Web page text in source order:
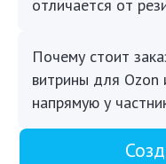
отличается от
Почему стоит
витрины для
напрямую у